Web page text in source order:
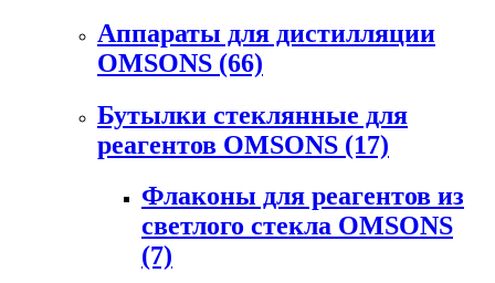
Аппараты для дистилляции
OMSONS (66)
Бутылки стеклянные для
реагентов OMSONS (17)
Флаконы для реагентов из
светлого стекла OMSONS
(7)